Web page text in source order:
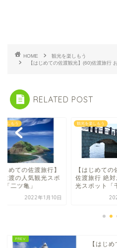
HOME
観光を楽しもう
【はじめての佐渡観光】(60)佐渡旅行
RELATED POST
楽しもう
じめての佐渡旅行】
渡の人気観光スポ
「二ツ亀」
2022年1月10日
観光を楽しもう
【はじめての
佐渡旅行 絶
光スポット「
【はじ